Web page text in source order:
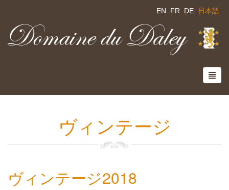
EN FR DE 日本語
ヴィンテージ
ヴィンテージ2018